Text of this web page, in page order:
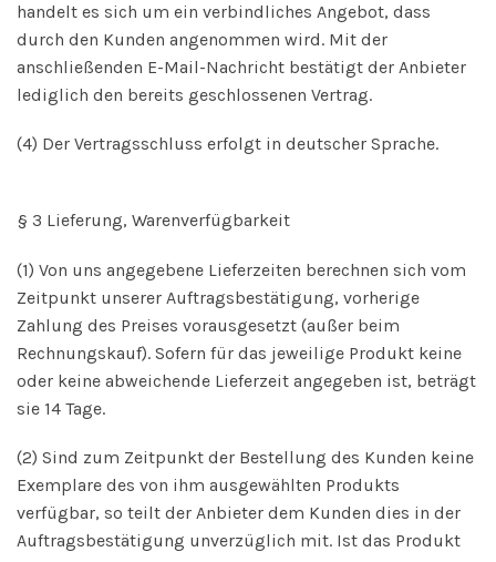
handelt es sich um ein verbindliches Angebot, dass
durch den Kunden angenommen wird. Mit der
anschließenden E-Mail-Nachricht bestätigt der Anbieter
lediglich den bereits geschlossenen Vertrag.
(4) Der Vertragsschluss erfolgt in deutscher Sprache.
§ 3 Lieferung, Warenverfügbarkeit
(1) Von uns angegebene Lieferzeiten berechnen sich vom
Zeitpunkt unserer Auftragsbestätigung, vorherige
Zahlung des Preises vorausgesetzt (außer beim
Rechnungskauf). Sofern für das jeweilige Produkt keine
oder keine abweichende Lieferzeit angegeben ist, beträgt
sie 14 Tage.
(2) Sind zum Zeitpunkt der Bestellung des Kunden keine
Exemplare des von ihm ausgewählten Produkts
verfügbar, so teilt der Anbieter dem Kunden dies in der
Auftragsbestätigung unverzüglich mit. Ist das Produkt